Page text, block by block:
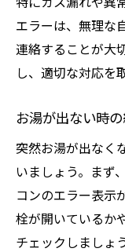
エラーは、無理な
連絡することが大
し、適切な対応を
お湯が出ない時
突然お湯が出なく
いましょう。まず
コンのエラー表示
栓が開いているか
チェックしましょう